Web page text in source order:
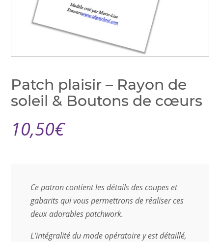
Patch plaisir – Rayon de
soleil & Boutons de cœurs
10,50€
Ce patron contient les détails des coupes et
gabarits qui vous permettrons de réaliser ces
deux adorables patchwork.
L’intégralité du mode opératoire y est détaillé,